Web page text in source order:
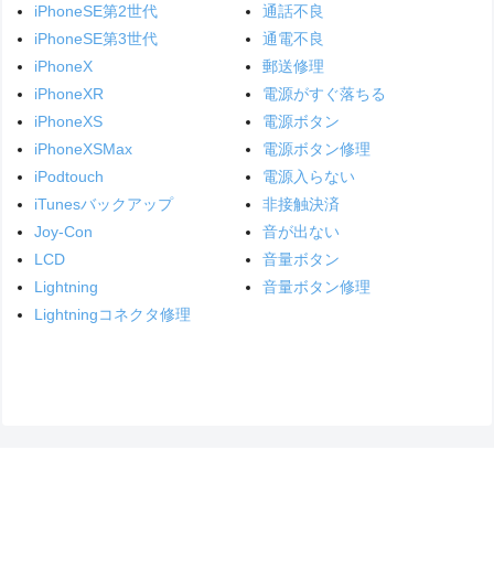
iPhoneSE第2世代
iPhoneSE第3世代
iPhoneX
iPhoneXR
iPhoneXS
iPhoneXSMax
iPodtouch
iTunesバックアップ
Joy-Con
LCD
Lightning
Lightningコネクタ修理
通話不良
通電不良
郵送修理
電源がすぐ落ちる
電源ボタン
電源ボタン修理
電源入らない
非接触決済
音が出ない
音量ボタン
音量ボタン修理